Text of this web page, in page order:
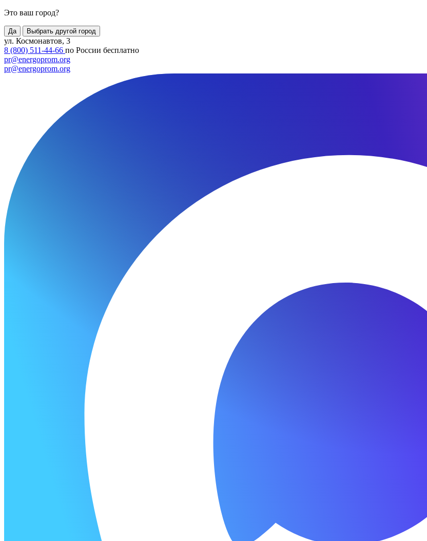
Это ваш город?
Да Выбрать другой город
ул. Космонавтов, 3
8 (800) 511-44-66 по России бесплатно
pr@energoprom.org
pr@energoprom.org